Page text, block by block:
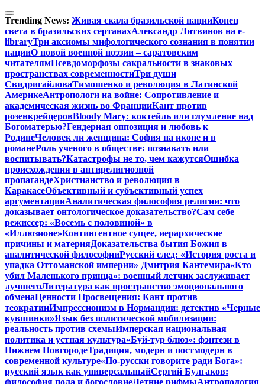
Перейти
к
содержимому
Trending News: Живая скала бразильской нацииКонец
света в бразильских сертанахАлександр Литвинов на e-
libraryТри аксиомы мифологического сознания в понятии
нацииО новой военной поэзии – саратовским
читателямПсевдоморфозы сакральности в знаковых
пространствах современностиТри души
СвидригайловаТимошенко и революция в Латинской
АмерикеАнтропологи на войне: Сопротивление и
академическая жизнь во ФранцииКант против
розенкрейцеровBloody Mary: коктейль или глумление над
Богоматерью?Гендерная оппозиция и любовь к
РодинеЧеловек ли женщина: София на иконе и в
романеРоль ученого в обществе: познавать или
воспитывать?Катастрофы не то, чем кажутсяОшибка
происхождения в антирелигиозной
пропагандеХристианство и революция в
КаракасеОбъективный и субъективный успех
аргументацииАналитическая философия религии: что
доказывает онтологическое доказательство?Сам себе
режиссер: «Восемь с половиной» в
«Иллюзионе»Контингентное сущее, иерархические
причины и материяДоказательства бытия Божия в
аналитической философииРусский след: «История роста и
упадка Оттоманской империи» Дмитрия Кантемира«Кто
убил Маленького принца»: военный летчик заслуживает
лучшегоЛитература как пространство эмоционального
обменаЦенности Просвещения: Кант против
теократииИмпрессионизм в Нормандии: детектив «Черные
кувшинки»Язык без политической мобилизации:
реальность против схемыИмперская национальная
политика и устная культура«Буй-тур блюз»: фэнтези в
Нижнем НовгородеТрадиция, модерн и постмодерн в
современной культуре«По-русски говорите ради Бога»:
русский язык как универсальныйСергий Булгаков:
философия пола и богословиеЛетние рифмыАнтропология